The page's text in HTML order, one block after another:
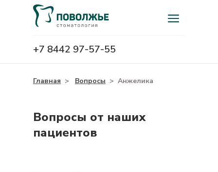
+7 8442 97-57-55
Главная > Вопросы > Анжелика
Вопросы от наших
пациентов